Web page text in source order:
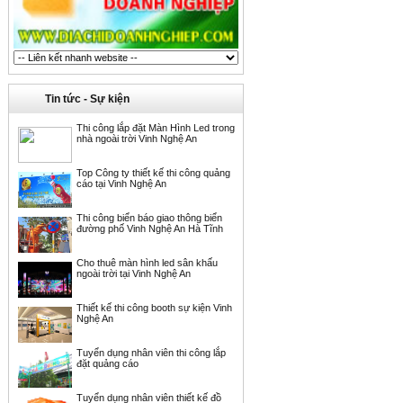
Tin tức - Sự kiện
Thi công lắp đặt Màn Hình Led trong
nhà ngoài trời Vinh Nghệ An
Top Công ty thiết kế thi công quảng
cáo tại Vinh Nghệ An
Thi công biển báo giao thông biển
đường phố Vinh Nghệ An Hà Tĩnh
Cho thuê màn hình led sân khấu
ngoài trời tại Vinh Nghệ An
Thiết kế thi công booth sự kiện Vinh
Nghệ An
Tuyển dụng nhân viên thi công lắp
đặt quảng cáo
Tuyển dụng nhân viên thiết kế đồ